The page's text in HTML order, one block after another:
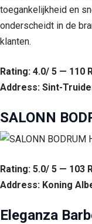
toegankelijkheid en
onderscheidt in de
klanten.
Rating: 4.0/ 5 — 110
Address: Sint-
SALONN
Rating: 5.0/ 5 — 103
Address: Koning
Eleganza